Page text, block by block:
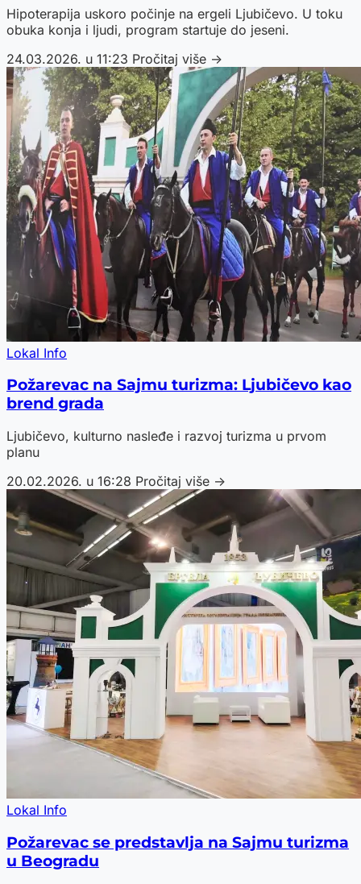
Hipoterapija uskoro počinje na ergeli Ljubičevo. U toku
obuka konja i ljudi, program startuje do jeseni.
24.03.2026. u 11:23 Pročitaj više →
Lokal Info
Požarevac na Sajmu turizma: Ljubičevo kao
brend grada
Ljubičevo, kulturno nasleđe i razvoj turizma u prvom
planu
20.02.2026. u 16:28 Pročitaj više →
Lokal Info
Požarevac se predstavlja na Sajmu turizma
u Beogradu